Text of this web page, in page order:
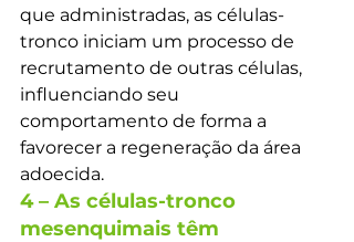
que administradas, as células-
tronco iniciam um processo de
recrutamento de outras células,
influenciando seu
comportamento de forma a
favorecer a regeneração da área
adoecida.
4 – As células-tronco
mesenquimais têm